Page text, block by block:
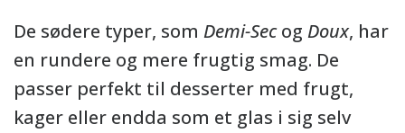
De sødere typer, som Demi-Secog Doux, har
en rundere og mere frugtig smag. De
passer perfekt til desserter med frugt,
kager eller endda som et glas i sig selv